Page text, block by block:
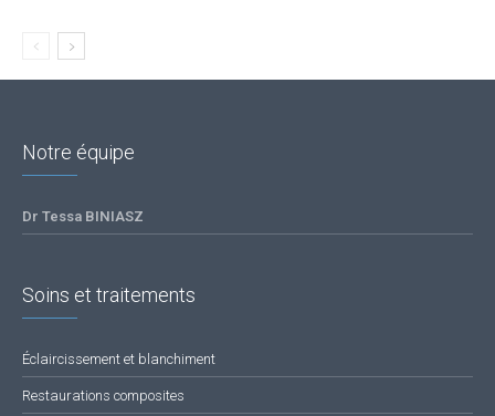
Notre équipe
Dr Tessa BINIASZ
Soins et traitements
Éclaircissement et blanchiment
Restaurations composites